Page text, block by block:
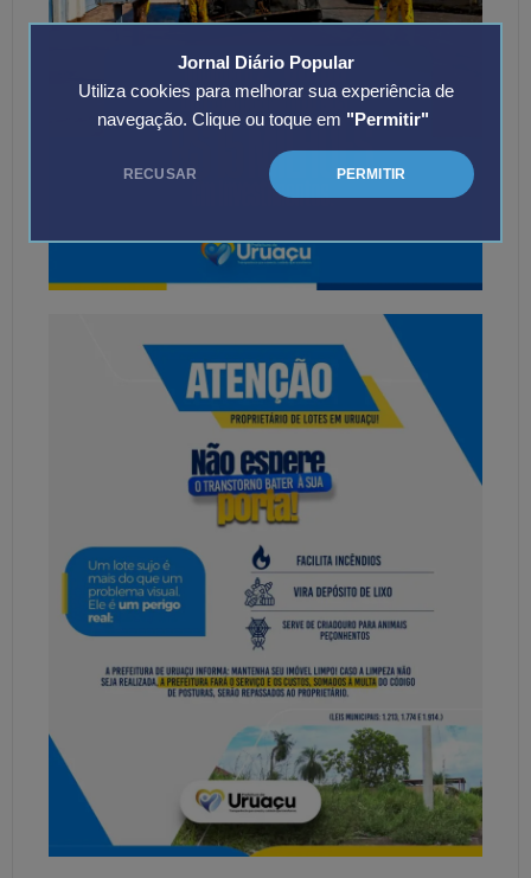
Jornal Diário Popular
Utiliza cookies para melhorar sua experiência de
navegação. Clique ou toque em "Permitir"
RECUSAR PERMITIR